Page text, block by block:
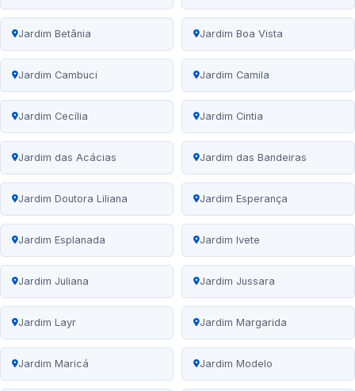
Jardim Betânia Jardim Boa Vista
Jardim Cambuci Jardim Camila
Jardim Cecília Jardim Cintia
Jardim das Acácias Jardim das Bandeiras
Jardim Doutora Liliana Jardim Esperança
Jardim Esplanada Jardim Ivete
Jardim Juliana Jardim Jussara
Jardim Layr Jardim Margarida
Jardim Maricá Jardim Modelo